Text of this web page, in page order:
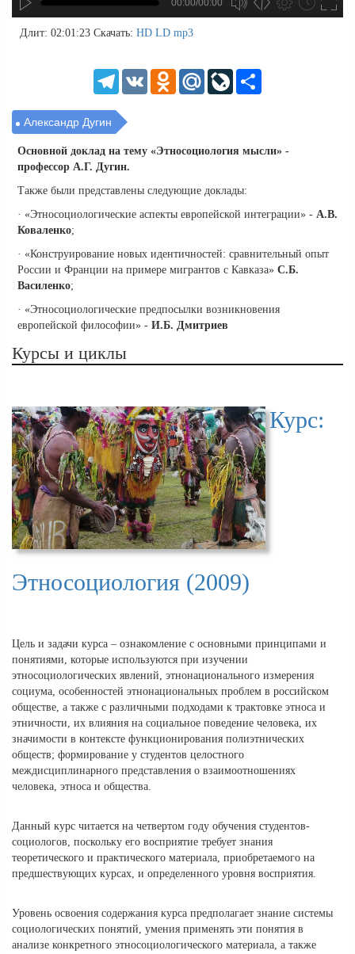
Длит: 02:01:23 Скачать: HD LD mp3
TelegramVK Odnoklassniki
Mail.Ru LiveJournal
Александр Дугин
Основной доклад на тему «Этносоциология мысли» -
профессор А.Г. Дугин.
Также были представлены следующие доклады:
· «Этносоциологические аспекты европейской интеграции» - А.В.
Коваленко;
· «Конструирование новых идентичностей: сравнительный опыт
России и Франции на примере мигрантов с Кавказа» С.Б.
Василенко;
· «Этносоциологические предпосылки возникновения
европейской философии» - И.Б. Дмитриев
Курсы и циклы
Курс:
Этносоциология (2009)
Цель и задачи курса – ознакомление с основными принципами и
понятиями, которые используются при изучении
этносоциологических явлений, этнонационального измерения
социума, особенностей этнонациональных проблем в российском
обществе, а также с различными подходами к трактовке этноса и
этничности, их влияния на социальное поведение человека, их
значимости в контексте функционирования полиэтнических
обществ; формирование у студентов целостного
междисциплинарного представления о взаимоотношениях
человека, этноса и общества.
Данный курс читается на четвертом году обучения студентов-
социологов, поскольку его восприятие требует знания
теоретического и практического материала, приобретаемого на
предшествующих курсах, и определенного уровня восприятия.
Уровень освоения содержания курса предполагает знание системы
социологических понятий, умения применять эти понятия в
анализе конкретного этносоциологического материала, а также